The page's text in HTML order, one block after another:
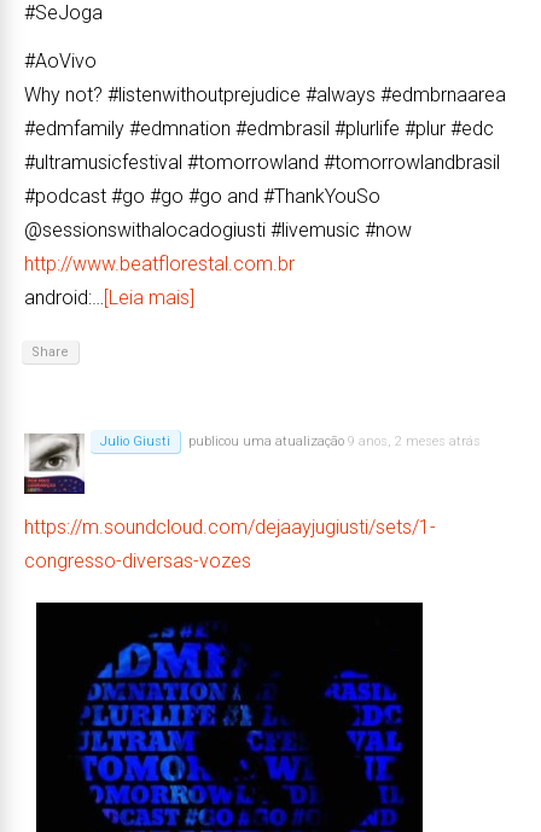
#SeJoga
#AoVivo
Why not? #listenwithoutprejudice #always #edmbrnaarea
#edmfamily #edmnation #edmbrasil #plurlife #plur #edc
#ultramusicfestival #tomorrowland #tomorrowlandbrasil
#podcast #go #go #go and #ThankYouSo
@sessionswithalocadogiusti #livemusic #now
http://www.beatflorestal.com.br
android:…[Leia mais]
Share
Julio Giusti publicou uma atualização 9 anos, 2 meses atrás
https://m.soundcloud.com/dejaayjugiusti/sets/1-
congresso-diversas-vozes